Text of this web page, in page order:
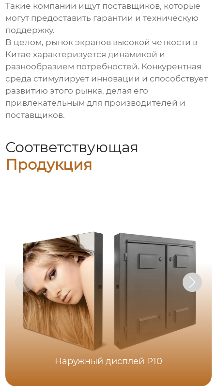
Такие компании ищут поставщиков, которые
могут предоставить гарантии и техническую
поддержку.
В целом, рынок экранов высокой четкости в
Китае характеризуется динамикой и
разнообразием потребностей. Конкурентная
среда стимулирует инновации и способствует
развитию этого рынка, делая его
привлекательным для производителей и
поставщиков.
Соответствующая
Продукция
Наружный дисплей P10